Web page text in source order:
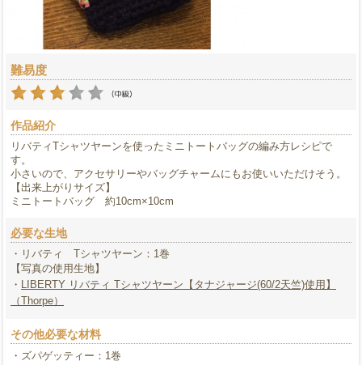
難易度
作品紹介
リバティTシャツヤーンを使ったミニトートバッグの編み方レシピで
す。
小さいので、アクセサリーやバッグチャームにもお使いいただけそう。
【出来上がりサイズ】
ミニトートバッグ 約10cm×10cm
必要な生地
・リバティ Tシャツヤーン：1巻
【写真の使用生地】
・ LIBERTY リバティ Tシャツヤーン【タナジャージ(60/2天竺)使用】
（Thorpe）
その他必要な材料
・ズパゲッティー：1巻